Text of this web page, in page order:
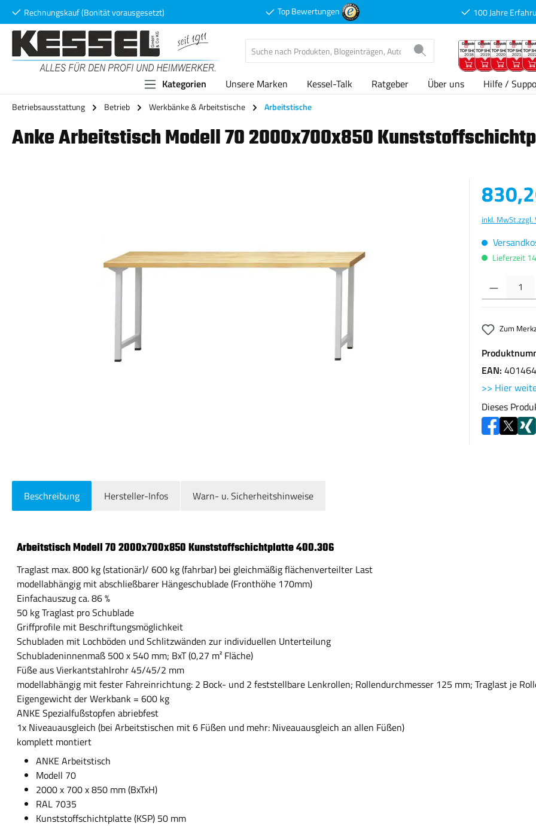
Hauptinhalt springen
Zur Suche springen
Zur Hauptnavigation springen
Rechnungskauf (Bonität vorausgesetzt) Top Bewertungen 100 Jahre
Kategorien Unsere Marken Kessel-Talk Ratgeber Über uns Hilfe /
Betriebsausstattung Betrieb Werkbänke & Arbeitstische Arbeitstische
Anke Arbeitstisch Modell 70 2000x700x850
inkl. MwSt.zzgl.
Lieferzeit
Zum
EAN:
>> Hier
Dieses
Beschreibung Hersteller-Infos Warn- u. Sicherheitshinweise
Arbeitstisch Modell 70 2000x700x850 Kunststoffschichtplatte 400.306
Traglast max. 800 kg (stationär)/ 600 kg (fahrbar) bei gleichmäßig flächenverteilter Last
modellabhängig mit abschließbarer Hängeschublade (Fronthöhe 170mm)
Einfachauszug ca. 86 %
50 kg Traglast pro Schublade
Griffprofile mit Beschriftungsmöglichkeit
Schubladen mit Lochböden und Schlitzwänden zur individuellen Unterteilung
Schubladeninnenmaß 500 x 540 mm; BxT (0,27 m² Fläche)
Füße aus Vierkantstahlrohr 45/45/2 mm
modellabhängig mit fester Fahreinrichtung: 2 Bock- und 2 feststellbare Lenkrollen; Rollendurchmesser 125 mm; Traglast je
Eigengewicht der Werkbank = 600 kg
ANKE Spezialfußstopfen abriebfest
1x Niveauausgleich (bei Arbeitstischen mit 6 Füßen und mehr: Niveauausgleich an allen Füßen)
komplett montiert
ANKE Arbeitstisch
Modell 70
2000 x 700 x 850 mm (BxTxH)
RAL 7035
Kunststoffschichtplatte (KSP) 50 mm